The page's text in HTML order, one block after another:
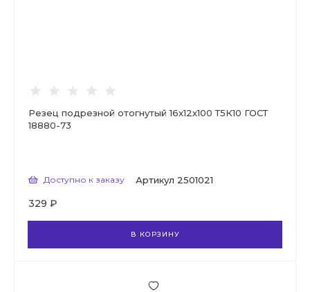
Резец подрезной отогнутый 16х12х100 Т5К10 ГОСТ
18880-73
Доступно к заказу Артикул 2501021
329 ₽
В КОРЗИНУ